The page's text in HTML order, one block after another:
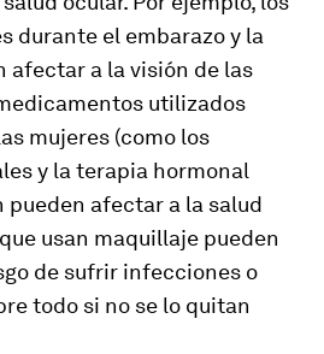
durante el embarazo y la
afectar a la visión de las
utilizados
mujeres (como los
y la terapia hormonal
afectar a la salud
usan maquillaje pueden
de sufrir infecciones o
todo si no se lo quitan